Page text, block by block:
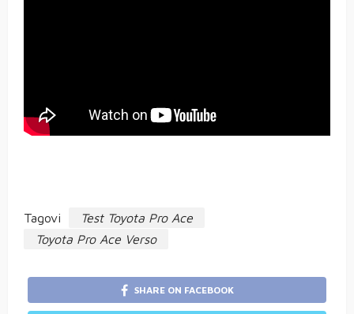
Tagovi
Test Toyota Pro Ace
Toyota Pro Ace Verso
SHARE ON FACEBOOK